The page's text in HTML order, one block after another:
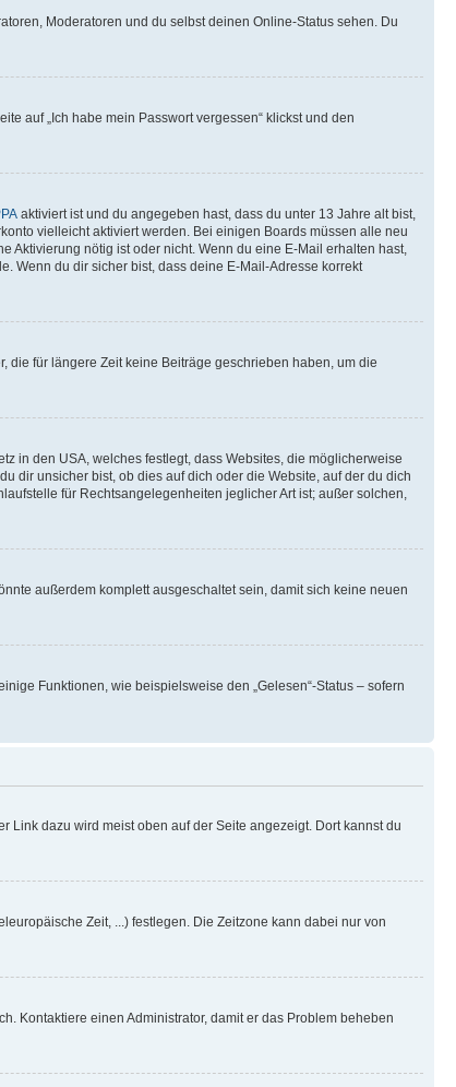
Moderatoren und du selbst deinen Online-Status sehen. Du
auf „Ich habe mein Passwort vergessen“ klickst und den
aktiviert ist und du angegeben hast, dass du unter 13 Jahre alt bist,
vielleicht aktiviert werden. Bei einigen Boards müssen alle neu
nötig ist oder nicht. Wenn du eine E-Mail erhalten hast,
Wenn du dir sicher bist, dass deine E-Mail-Adresse korrekt
die für längere Zeit keine Beiträge geschrieben haben, um die
in den USA, welches festlegt, dass Websites, die möglicherweise
dir unsicher bist, ob dies auf dich oder die Website, auf der du dich
für Rechtsangelegenheiten jeglicher Art ist; außer solchen,
außerdem komplett ausgeschaltet sein, damit sich keine neuen
Funktionen, wie beispielsweise den „Gelesen“-Status – sofern
Link dazu wird meist oben auf der Seite angezeigt. Dort kannst du
Zeit, ...) festlegen. Die Zeitzone kann dabei nur von
Kontaktiere einen Administrator, damit er das Problem beheben